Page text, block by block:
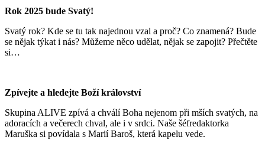
Rok 2025 bude Svatý!
Svatý rok? Kde se tu tak najednou vzal a proč? Co znamená? Bude
se nějak týkat i nás? Můžeme něco udělat, nějak se zapojit? Přečtěte
si…
Zpívejte a hledejte Boží království
Skupina ALIVE zpívá a chválí Boha nejenom při mších svatých, na
adoracích a večerech chval, ale i v srdci. Naše šéfredaktorka
Maruška si povídala s Marií Baroš, která kapelu vede.